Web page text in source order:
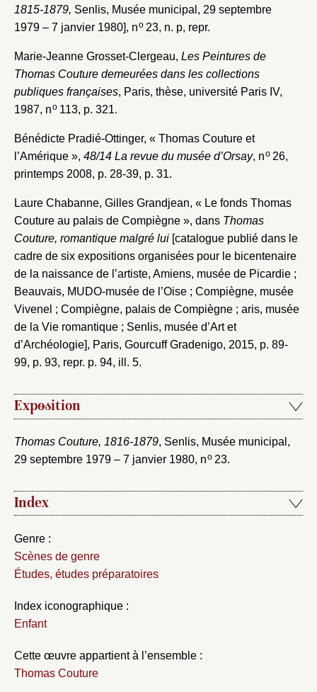
1815-1879, Senlis, Musée municipal, 29 septembre
1979 – 7 janvier 1980], no23, n. p, repr.
Marie-Jeanne Grosset-Clergeau, Les Peintures de
Thomas Couture demeurées dans les collections
publiques françaises, Paris, thèse, université Paris IV,
1987, no113, p. 321.
Bénédicte Pradié-Ottinger, « Thomas Couture et
l’Amérique », 48/14 La revue du musée d’Orsay, no26,
printemps 2008, p. 28-39, p. 31.
Laure Chabanne, Gilles Grandjean, « Le fonds Thomas
Couture au palais de Compiègne », dans Thomas
Couture, romantique malgré lui [catalogue publié dans le
cadre de six expositions organisées pour le bicentenaire
de la naissance de l’artiste, Amiens, musée de Picardie ;
Beauvais, MUDO-musée de l’Oise ; Compiègne, musée
Vivenel ; Compiègne, palais de Compiègne ; aris, musée
de la Vie romantique ; Senlis, musée d’Art et
d’Archéologie], Paris, Gourcuff Gradenigo, 2015, p. 89-
99, p. 93, repr. p. 94, ill. 5.
Exposition
Thomas Couture, 1816-1879, Senlis, Musée municipal,
29 septembre 1979 – 7 janvier 1980, no23.
Index
Genre :
Scènes de genre
Études, études préparatoires
Index iconographique :
Enfant
Cette œuvre appartient à l’ensemble :
Thomas Couture